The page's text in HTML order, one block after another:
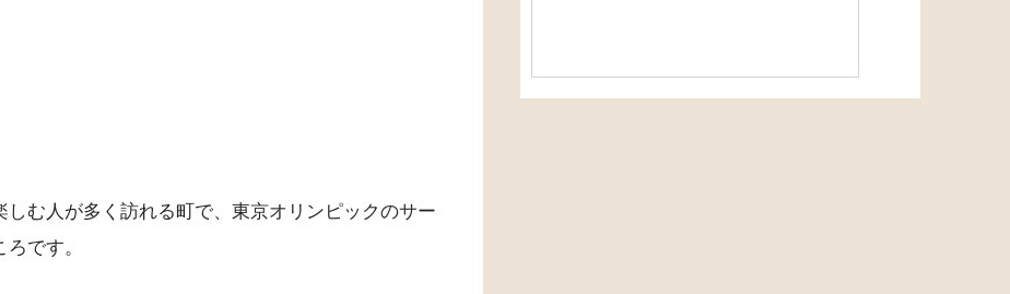
む人が多く訪れる町で、東京オリンピックのサー
です。